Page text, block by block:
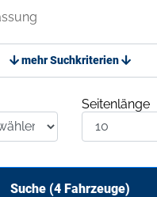
mehr Suchkriterien
Seitenlänge
Suche (4Fahrzeuge)